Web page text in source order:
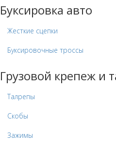
Буксировка авто
Жесткие сцепки
Буксировочные троссы
Грузовой крепеж и
Талрепы
Скобы
Зажимы